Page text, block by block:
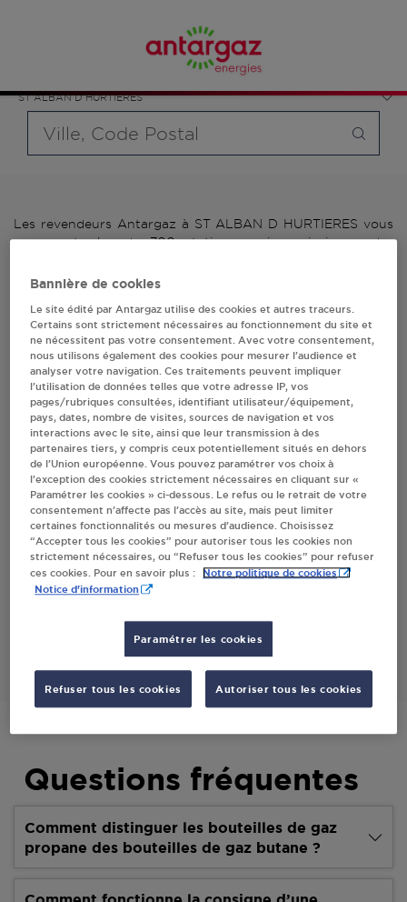
ST ALBAN D HURTIERES
bouteille souhaité et le type de point de vente (revendeur /
distributeur automatique de bouteilles de gaz ou station GPL
carburant)
Les revendeurs Antargaz à ST ALBAN D HURTIERES vous
proposent plus de 700 stations-services ainsi que des
des revendeurs Antargaz à ST ALBAN D HURTIERES,
distributeurs de bouteilles de gaz.
1 revendeur(s) Antargaz
à ST ALBAN D
HURTIERES
Villes
MARTINET JOSETTE ST ALBAN D HURTIERES
281 RUE DU GRAND VILLAGE
73220ST ALBAN D HURTIERES
Questions fréquentes
Comment distinguer les bouteilles de gaz
propane des bouteilles de gaz butane ?
Bannière de cookies
Le site édité par Antargaz utilise des cookies et autres traceurs.
Certains sont strictement nécessaires au fonctionnement du site et
ne nécessitent pas votre consentement. Avec votre consentement,
nous utilisons également des cookies pour mesurer l’audience et
analyser votre navigation. Ces traitements peuvent impliquer
l’utilisation de données telles que votre adresse IP, vos
pages/rubriques consultées, identifiant utilisateur/équipement,
pays, dates, nombre de visites, sources de navigation et vos
interactions avec le site, ainsi que leur transmission à des
partenaires tiers, y compris ceux potentiellement situés en dehors
de l’Union européenne. Vous pouvez paramétrer vos choix à
l’exception des cookies strictement nécessaires en cliquant sur «
Paramétrer les cookies » ci-dessous. Le refus ou le retrait de votre
consentement n’affecte pas l’accès au site, mais peut limiter
certaines fonctionnalités ou mesures d’audience. Choisissez
“Accepter tous les cookies” pour autoriser tous les cookies non
strictement nécessaires, ou “Refuser tous les cookies” pour refuser
ces cookies. Pour en savoir plus :
Notre politique de cookies
Notice d'information
Paramétrer les cookies
Refuser tous les cookies Autoriser tous les cookies